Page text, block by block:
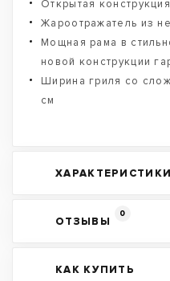
Открытая конструкция
Жароотражатель из
Мощная рама в
новой конструкции
Ширина гриля со
см
ХАРАКТЕРИСТИКИ
ОТЗЫВЫ
0
КАК КУПИТЬ